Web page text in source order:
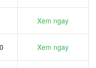
Xem ngay
Xem ngay